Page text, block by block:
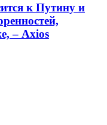
к Путину и
– Axios